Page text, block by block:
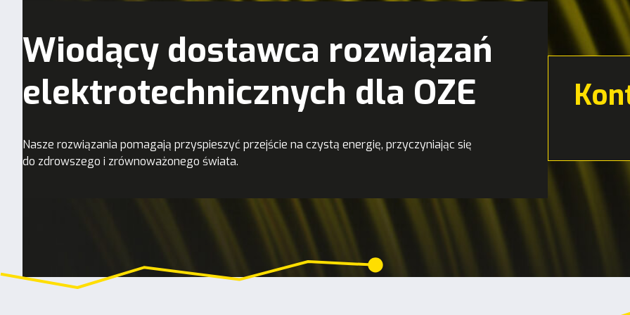
Wiodący dostawca rozwiązań
elektrotechnicznych dla OZE
Nasze rozwiązania pomagają przyspieszyć przejście na czystą energię, przyczyniając się
do zdrowszego i zrównoważonego świata.